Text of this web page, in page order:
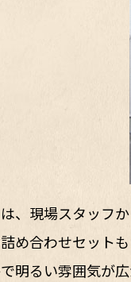
、現場スタッフ
め合わせセット
明るい雰囲気が広